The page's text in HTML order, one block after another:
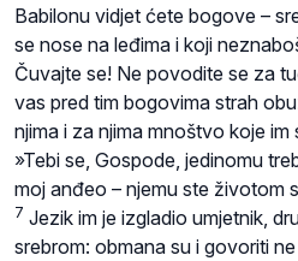
Babilonu vidjet ćete bogove –
se nose na leđima i koji
Čuvajte se! Ne povodite se za
vas pred tim bogovima strah
njima i za njima mnoštvo koje im
»Tebi se, Gospode, jedinomu
moj anđeo – njemu ste životom
7 Jezik im je izgladio umjetnik,
srebrom: obmana su i govoriti